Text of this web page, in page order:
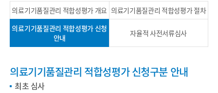
의료기기품질관리 적합성평가 개요 의료기기품질관리 적합성평가 절차
의료기기품질관리 적합성평가 신청
안내
자율적 사전서류심사
의료기기품질관리 적합성평가 신청구분 안내
최초 심사